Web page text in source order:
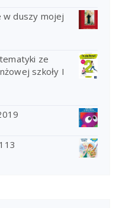
w duszy mojej
ze
szkoły I